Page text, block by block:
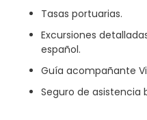
Tasas portuarias.
Excursiones
español.
Guía acompañante
Seguro de asistencia